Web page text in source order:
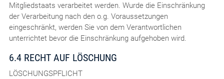
Mitgliedstaats verarbeitet werden. Wurde die Einschränkung
der Verarbeitung nach den o.g. Voraussetzungen
eingeschränkt, werden Sie von dem Verantwortlichen
unterrichtet bevor die Einschränkung aufgehoben wird.
6.4 RECHT AUF LÖSCHUNG
LÖSCHUNGSPFLICHT